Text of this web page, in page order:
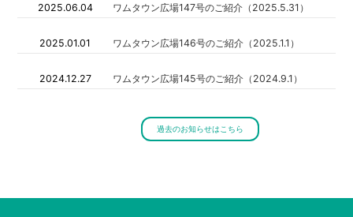
2025.06.04 ワムタウン広場147号のご紹介（2025.5.31）
2025.01.01 ワムタウン広場146号のご紹介（2025.1.1）
2024.12.27 ワムタウン広場145号のご紹介（2024.9.1）
過去のお知らせはこちら